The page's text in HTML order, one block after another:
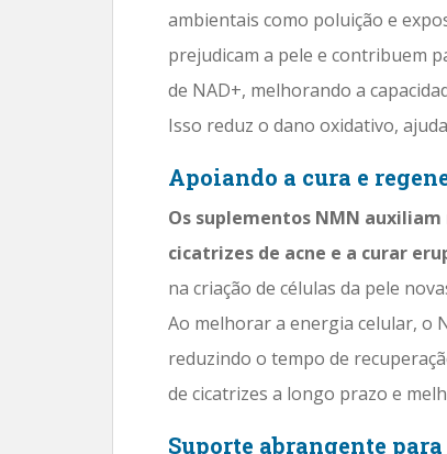
ambientais como poluição e
prejudicam a pele e contribuem
de NAD+, melhorando a
Isso reduz o dano oxidativo,
Apoiando a cura e
Os suplementos NMN
cicatrizes de acne e a curar
na criação de células da pele
Ao melhorar a energia celular, o
reduzindo o tempo de
de cicatrizes a longo prazo e
Suporte abrangente para